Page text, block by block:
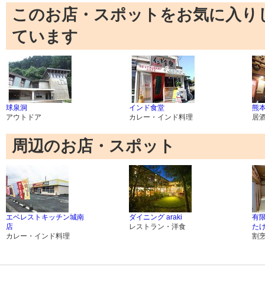
このお店・スポットをお気に入
ています
球泉洞
アウトドア
インド食堂
カレー・インド料理
熊
居
周辺のお店・スポット
エベレストキッチン城南
店
カレー・インド料理
ダイニング araki
レストラン・洋食
有
た
割